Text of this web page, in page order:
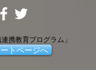
携教育プログラム」
トページへ